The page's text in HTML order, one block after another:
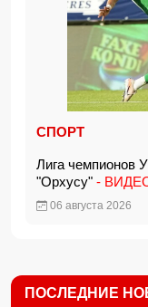
СПОРТ
Лига чемпионов
"Орхусу" -
06 августа 2026
ПОСЛЕДНИЕ